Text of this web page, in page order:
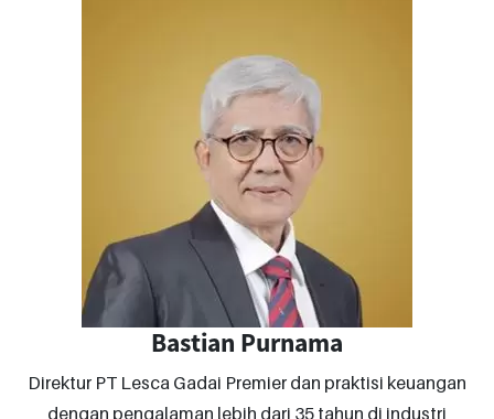
Bastian Purnama
Direktur PT Lesca Gadai Premier dan praktisi keuangan
dengan pengalaman lebih dari 35 tahun di industri